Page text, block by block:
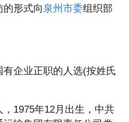
形式向泉州市委组织部
企业正职的人选(按姓氏
1975年12月出生，中共